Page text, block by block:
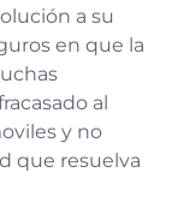
a su
en que la
al
y no
que resuelva